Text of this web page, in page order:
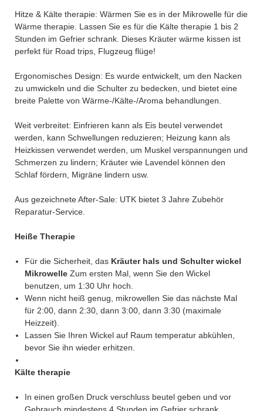
Hitze & Kälte therapie: Wärmen Sie es in der Mikrowelle für die
Wärme therapie. Lassen Sie es für die Kälte therapie 1 bis 2
Stunden im Gefrier schrank. Dieses Kräuter wärme kissen ist
perfekt für Road trips, Flugzeug flüge!
Ergonomisches Design: Es wurde entwickelt, um den Nacken
zu umwickeln und die Schulter zu bedecken, und bietet eine
breite Palette von Wärme-/Kälte-/Aroma behandlungen.
Weit verbreitet: Einfrieren kann als Eis beutel verwendet
werden, kann Schwellungen reduzieren; Heizung kann als
Heizkissen verwendet werden, um Muskel verspannungen und
Schmerzen zu lindern; Kräuter wie Lavendel können den
Schlaf fördern, Migräne lindern usw.
Aus gezeichnete After-Sale: UTK bietet 3 Jahre Zubehör
Reparatur-Service.
Heiße Therapie
Für die Sicherheit, das Kräuter hals und Schulter wickel
Mikrowelle Zum ersten Mal, wenn Sie den Wickel
benutzen, um 1:30 Uhr hoch.
Wenn nicht heiß genug, mikrowellen Sie das nächste Mal
für 2:00, dann 2:30, dann 3:00, dann 3:30 (maximale
Heizzeit).
Lassen Sie Ihren Wickel auf Raum temperatur abkühlen,
bevor Sie ihn wieder erhitzen.
Kälte therapie
In einen großen Druck verschluss beutel geben und vor
Gebrauch mindestens 4 Stunden im Gefrier schrank